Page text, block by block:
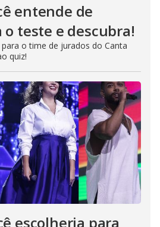
entende de
o teste e descubra!
o time de jurados do Canta
quiz!
escolheria para